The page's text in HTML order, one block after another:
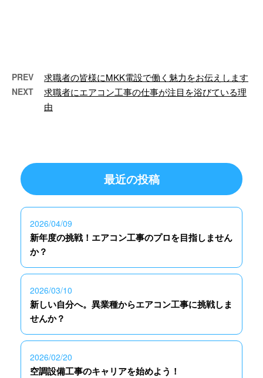
PREV 求職者の皆様にMKK電設で働く魅力をお伝えします
NEXT
求職者にエアコン工事の仕事が注目を浴びている理
由
最近の投稿
2026/04/09
新年度の挑戦！エアコン工事のプロを目指しません
か？
2026/03/10
新しい自分へ。異業種からエアコン工事に挑戦しま
せんか？
2026/02/20
空調設備工事のキャリアを始めよう！